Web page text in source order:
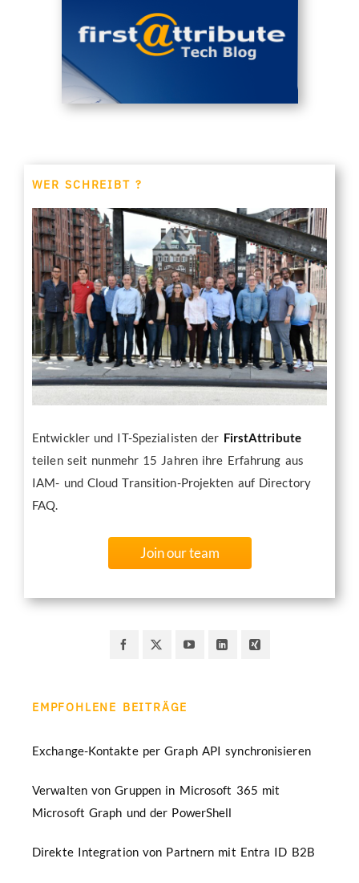
WER SCHREIBT ?
Entwickler und IT-Spezialisten der FirstAttribute
teilen seit nunmehr 15 Jahren ihre Erfahrung aus
IAM- und Cloud Transition-Projekten auf Directory
FAQ.
Join our team
EMPFOHLENE BEITRÄGE
Exchange-Kontakte per Graph API synchronisieren
Verwalten von Gruppen in Microsoft 365 mit
Microsoft Graph und der PowerShell
Direkte Integration von Partnern mit Entra ID B2B